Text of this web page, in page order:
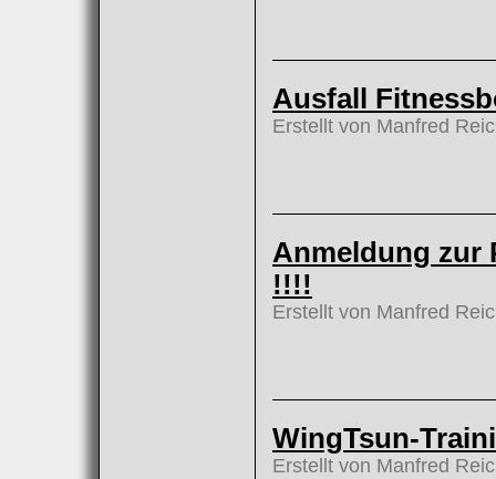
Ausfall
Erstellt von Manfred
Anmeldung zur
!!!!
Erstellt von Manfred
WingTsun-
Erstellt von Manfred